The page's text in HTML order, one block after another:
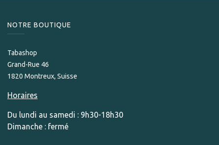
NOTRE BOUTIQUE
Tabashop
Grand-Rue 46
1820 Montreux, Suisse
Horaires
Du lundi au samedi : 9h30-18h30
Dimanche : fermé